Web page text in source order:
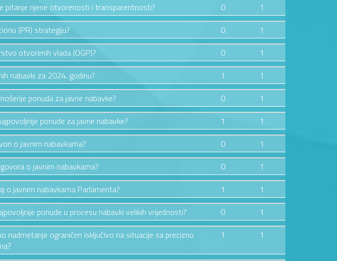
pitanje njene otvorenosti i transparentnosti? 0
1
(PR) strategiju? 0
1
otvorenih vlada (OGP)? 0
1
nabavki za 2024. godinu? 1
1
ponuda za javne nabavke? 0
1
ponude za javne nabavke? 1
1
o javnim nabavkama? 0
1
o javnim nabavkama? 0
1
o javnim nabavkama Parlamenta? 1
1
ponude u procesu nabavki velikih vrijednosti? 0
1
nadmetanje ograničen isključivo na situacije sa precizno
1 1